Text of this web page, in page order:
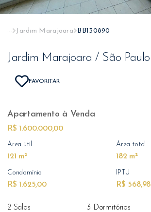
... Jardim Marajoara BB130890
Jardim Marajoara / São Paulo
FAVORITAR
Apartamento à Venda
R$ 1.600.000,00
Área útil
121 m²
Área total
182 m²
Condomínio
R$ 1.625,00
IPTU
R$ 568,98
2 Salas 3 Dormitórios